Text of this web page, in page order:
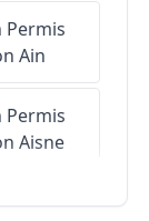
Permis
Ain
Permis
Aisne
Permis